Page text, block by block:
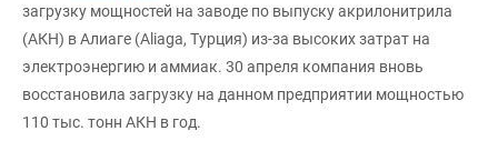
загрузку мощностей на заводе по выпуску акрилонитрила
(АКН) в Алиаге (Aliaga, Турция) из-за высоких затрат на
электроэнергию и аммиак. 30 апреля компания вновь
восстановила загрузку на данном предприятии мощностью
110 тыс. тонн АКН в год.